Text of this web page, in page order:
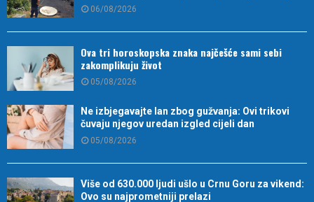
06/08/2026
Ova tri horoskopska znaka najčešće sami sebi
zakomplikuju život
05/08/2026
Ne izbjegavajte lan zbog gužvanja: Ovi trikovi
čuvaju njegov uredan izgled cijeli dan
05/08/2026
Više od 630.000 ljudi ušlo u Crnu Goru za vikend:
Ovo su najprometniji prelazi